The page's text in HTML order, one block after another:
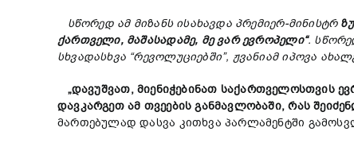
სწორედ ამ მიზანს ისახავდა პრემიერ-მინისტრ
ქართველი, მაშასადამე, მე ვარ ევროპელი“.
სხვადასხვა “რევოლუციებში”, ჟვანიამ იპოვა
„დავუშვათ,მიენიჭებინათ საქართველოსთვის
დავკარგეთამ თვეებისგანმავლობაში,რას
მართებულად დასვა კითხვა პარლამენტში